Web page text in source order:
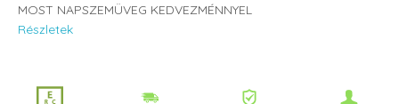
MOST NAPSZEMÜVEG KEDVEZMÉNNYEL
Részletek